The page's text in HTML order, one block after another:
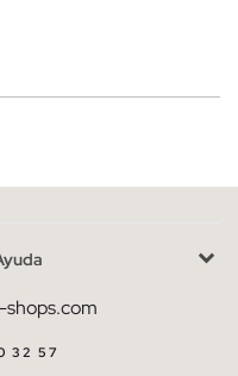
shops.com
32 57